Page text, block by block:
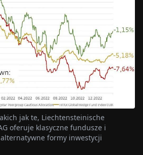
jak te, Liechtensteinische
oferuje klasyczne fundusze i
formy inwestycji